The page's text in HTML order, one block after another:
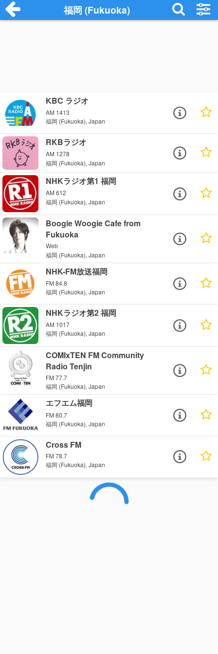
福岡 (Fukuoka)
KBC ラジオ
AM 1413
福岡 (Fukuoka), Japan
RKBラジオ
AM 1278
福岡 (Fukuoka), Japan
NHKラジオ第1 福岡
AM 612
福岡 (Fukuoka), Japan
Boogie Woogie Cafe from
Fukuoka
Web
福岡 (Fukuoka), Japan
NHK-FM放送福岡
FM 84.8
福岡 (Fukuoka), Japan
NHKラジオ第2 福岡
AM 1017
福岡 (Fukuoka), Japan
COMIxTEN FM Community
Radio Tenjin
FM 77.7
福岡 (Fukuoka), Japan
エフエム福岡
FM 80.7
福岡 (Fukuoka), Japan
Cross FM
FM 78.7
福岡 (Fukuoka), Japan